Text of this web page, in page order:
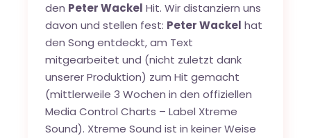
den Peter Wackel Hit. Wir distanziern uns
davon und stellen fest: Peter Wackel hat
den Song entdeckt, am Text
mitgearbeitet und (nicht zuletzt dank
unserer Produktion) zum Hit gemacht
(mittlerweile 3 Wochen in den offiziellen
Media Control Charts – Label Xtreme
Sound). Xtreme Sound ist in keiner Weise